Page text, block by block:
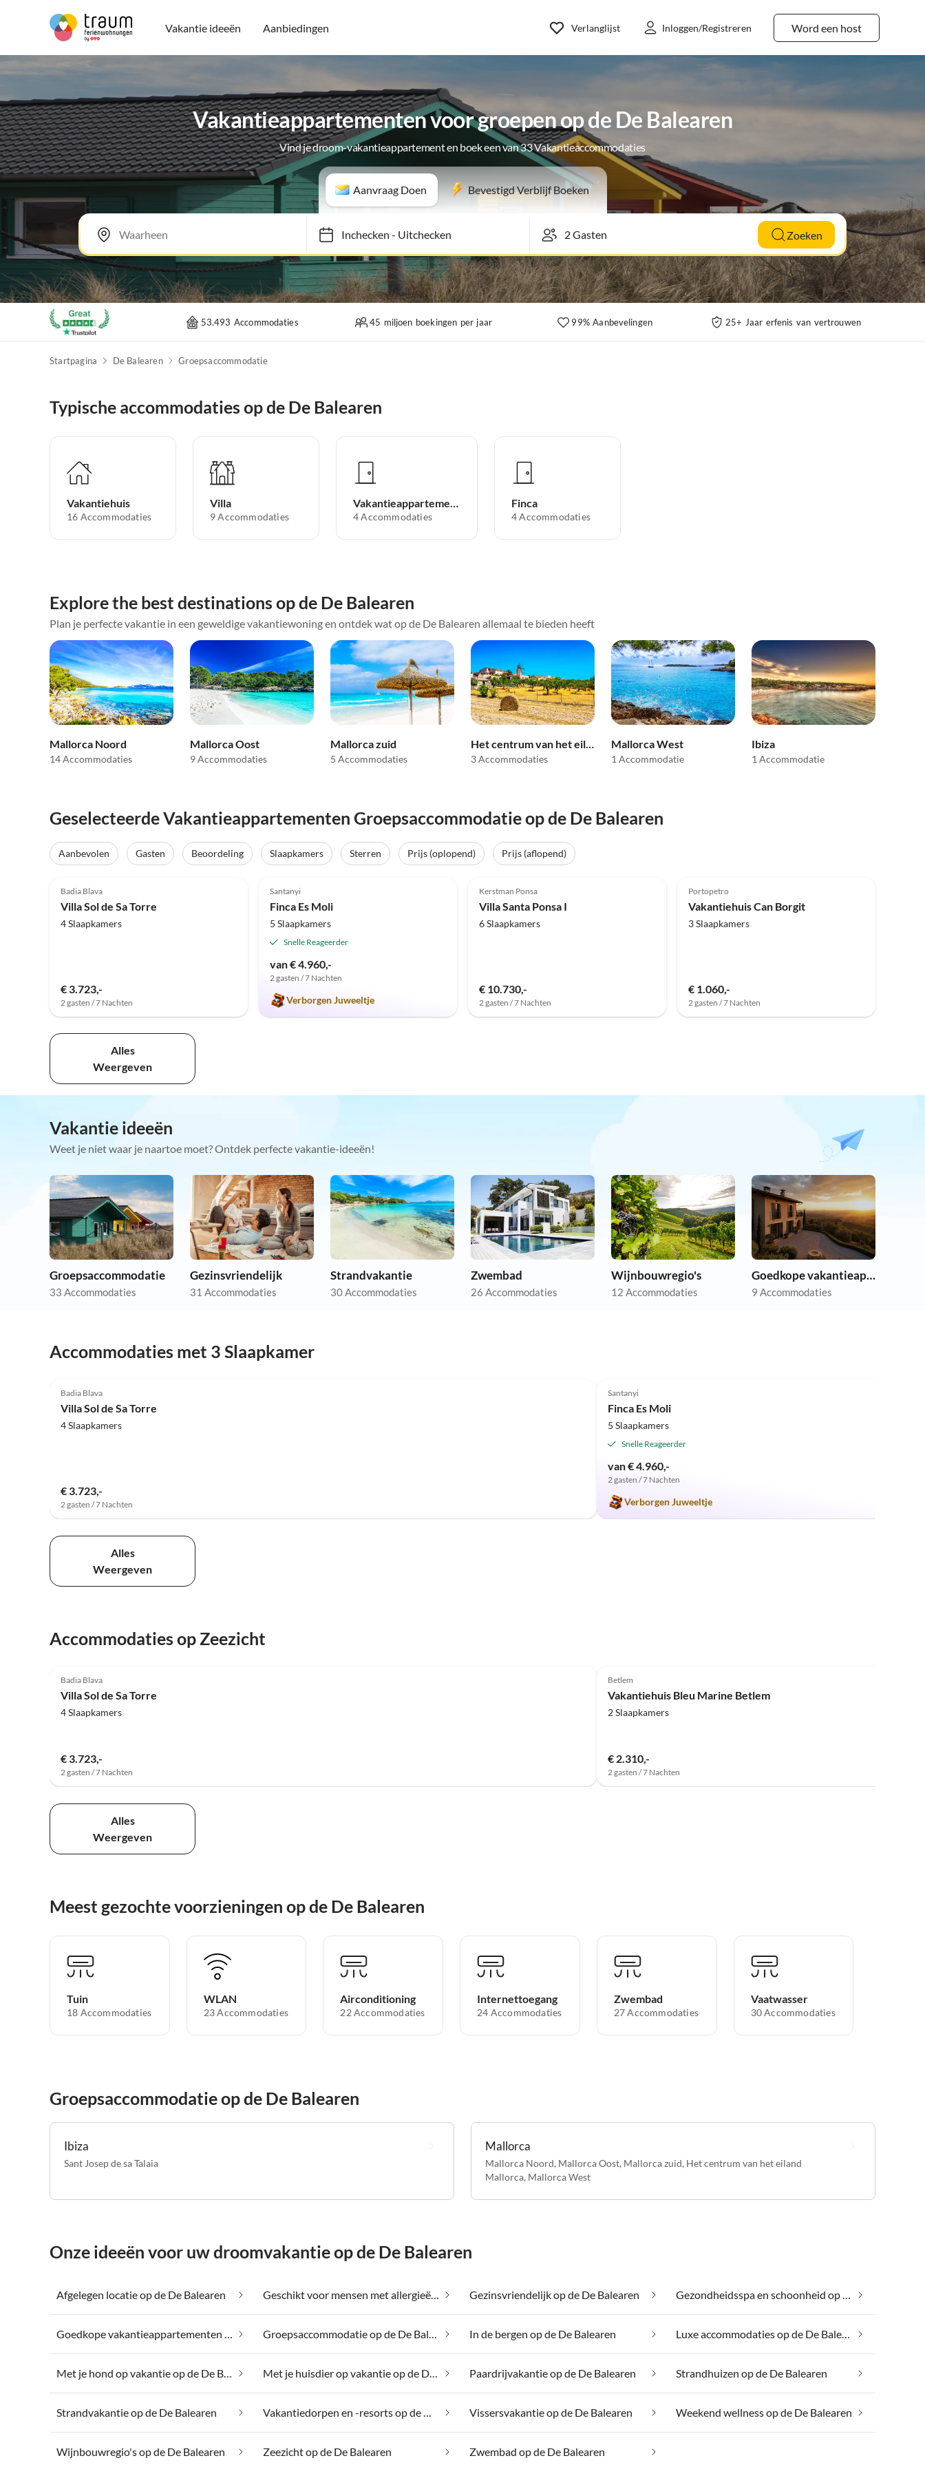
Vakantie ideeën Aanbiedingen Word een host
Verlanglijst Inloggen/Registreren
Vakantieappartementen voor groepen op de De Balearen
Vind je droom-vakantieappartement en boek een van 33 Vakantieaccommodaties
Aanvraag Doen Bevestigd Verblijf Boeken
Inchecken- Uitchecken Zoeken
53.493 Accommodaties 45 miljoen boekingen per jaar 99% Aanbevelingen 25+ Jaar erfenis van vertrouwen
Startpagina De Balearen Groepsaccommodatie
Typische accommodaties op de De Balearen
Vakantiehuis
16 Accommodaties
Villa
9 Accommodaties
Vakantieappartement
4 Accommodaties
Finca
4 Accommodaties
Explore the best destinations op de De Balearen
Plan je perfecte vakantie in een geweldige vakantiewoning en ontdek wat op de De Balearen allemaal te bieden heeft
Mallorca Noord
14 Accommodaties
Mallorca Oost
9 Accommodaties
Mallorca zuid
5 Accommodaties
Het centrum van het eiland Mallorca
3 Accommodaties
Mallorca West
1 Accommodatie
Ibiza
1 Accommodatie
Geselecteerde Vakantieappartementen Groepsaccommodatie op de De Balearen
Aanbevolen Gasten Beoordeling Slaapkamers Sterren Prijs (oplopend) Prijs (aflopend)
Top-
Advertentie
Badia Blava
Villa Sol de Sa Torre
4 Slaapkamers
€ 3.723,-
2 gasten / 7 Nachten
Santanyi
Finca Es Moli
5 Slaapkamers
Snelle Reageerder
van € 4.960,-
2 gasten / 7 Nachten
Verborgen Juweeltje
Kerstman Ponsa
Villa Santa Ponsa I
6 Slaapkamers
€ 10.730,-
2 gasten / 7 Nachten
Portopetro
Vakantiehuis Can Borgit
3 Slaapkamers
€ 1.060,-
2 gasten / 7 Nachten
Alles
Weergeven
Vakantie ideeën
Weet je niet waar je naartoe moet? Ontdek perfecte vakantie-ideeën!
Groepsaccommodatie
33 Accommodaties
Gezinsvriendelijk
31 Accommodaties
Strandvakantie
30 Accommodaties
Zwembad
26 Accommodaties
Wijnbouwregio's
12 Accommodaties
Goedkope vakantieappartementen
9 Accommodaties
Accommodaties met 3 Slaapkamer
Badia Blava
Villa Sol de Sa Torre
4 Slaapkamers
€ 3.723,-
2 gasten / 7 Nachten
Santanyi
Finca Es Moli
5 Slaapkamers
Snelle Reageerder
van € 4.960,-
2 gasten / 7 Nachten
Verborgen Juweeltje
Alles
Weergeven
Accommodaties op Zeezicht
Badia Blava
Villa Sol de Sa Torre
4 Slaapkamers
€ 3.723,-
2 gasten / 7 Nachten
Betlem
Vakantiehuis Bleu Marine Betlem
2 Slaapkamers
€ 2.310,-
2 gasten / 7 Nachten
Alles
Weergeven
Meest gezochte voorzieningen op de De Balearen
Tuin
18 Accommodaties
WLAN
23 Accommodaties
Airconditioning
22 Accommodaties
Internettoegang
24 Accommodaties
Zwembad
27 Accommodaties
Vaatwasser
30 Accommodaties
Groepsaccommodatie op de De Balearen
Ibiza
Sant Josep de sa Talaia
Mallorca
Mallorca Noord, Mallorca Oost, Mallorca zuid, Het centrum van het eiland
Mallorca, Mallorca West
Onze ideeën voor uw droomvakantie op de De Balearen
Afgelegen locatie op de De Balearen Geschikt voor mensen met allergieën op de De Balearen Gezinsvriendelijk op de De Balearen Gezondheidsspa en schoonheid op de De Balearen
Goedkope vakantieappartementen op de De Balearen Groepsaccommodatie op de De Balearen In de bergen op de De Balearen Luxe accommodaties op de De Balearen
Met je hond op vakantie op de De Balearen Met je huisdier op vakantie op de De Balearen Paardrijvakantie op de De Balearen Strandhuizen op de De Balearen
Strandvakantie op de De Balearen Vakantiedorpen en -resorts op de De Balearen Vissersvakantie op de De Balearen Weekend wellness op de De Balearen
Wijnbouwregio's op de De Balearen Zeezicht op de De Balearen Zwembad op de De Balearen